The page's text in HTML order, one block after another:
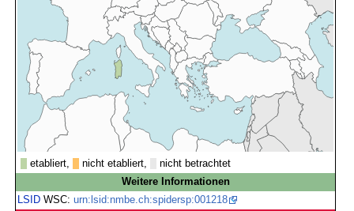
etabliert, nicht etabliert,
nicht betrachtet
Weitere Informationen
LSID WSC:urn:lsid:nmbe.ch:spidersp:001218